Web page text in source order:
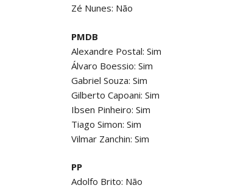
Zé Nunes: Não
PMDB
Alexandre Postal: Sim
Álvaro Boessio: Sim
Gabriel Souza: Sim
Gilberto Capoani: Sim
Ibsen Pinheiro: Sim
Tiago Simon: Sim
Vilmar Zanchin: Sim
PP
Adolfo Brito: Não